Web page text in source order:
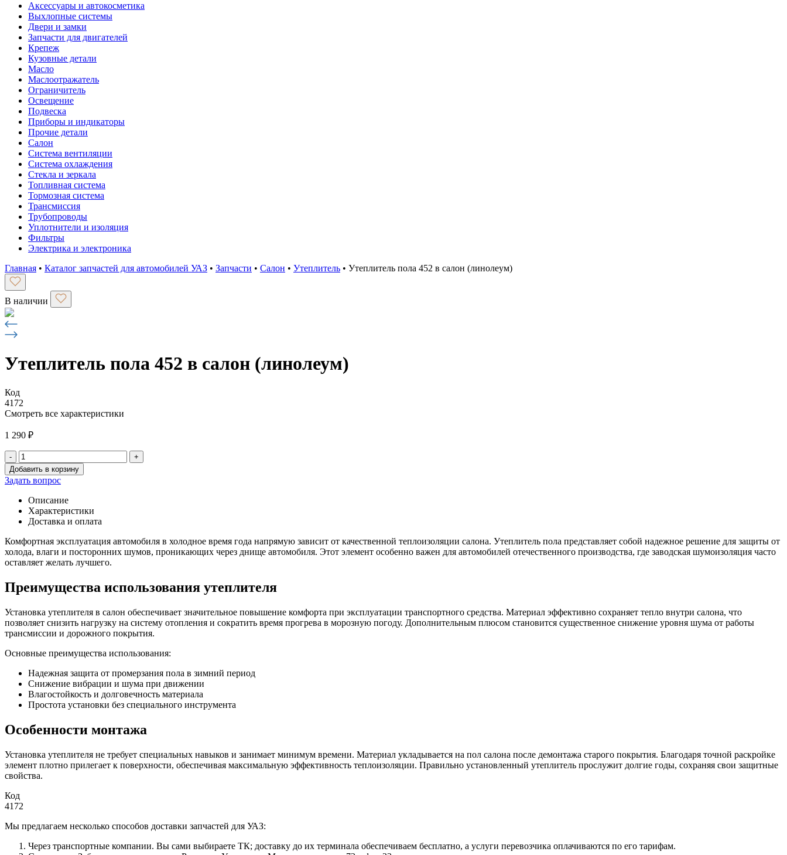
Аксессуары и автокосметика
Выхлопные системы
Двери и замки
Запчасти для двигателей
Крепеж
Кузовные детали
Масло
Маслоотражатель
Ограничитель
Освещение
Подвеска
Приборы и индикаторы
Прочие детали
Салон
Система вентиляции
Система охлаждения
Стекла и зеркала
Топливная система
Тормозная система
Трансмиссия
Трубопроводы
Уплотнители и изоляция
Фильтры
Электрика и электроника
Главная • Каталог запчастей для автомобилей УАЗ • Запчасти • Салон • Утеплитель • Утеплитель пола 452 в салон (линолеум)
В наличии
Утеплитель пола 452 в салон (линолеум)
Код
4172
Смотреть все характеристики
1 290 ₽
- +
Количество
товара
Утеплитель
пола
(линолеум)
Добавить в корзину
Задать вопрос
Описание
Характеристики
Доставка и оплата
Комфортная эксплуатация автомобиля в холодное время года напрямую зависит от качественной теплоизоляции салона. Утеплитель пола представляет собой надежное решение для защиты от
холода, влаги и посторонних шумов, проникающих через днище автомобиля. Этот элемент особенно важен для автомобилей отечественного производства, где заводская шумоизоляция часто
оставляет желать лучшего.
Преимущества использования утеплителя
Установка утеплителя в салон обеспечивает значительное повышение комфорта при эксплуатации транспортного средства. Материал эффективно сохраняет тепло внутри салона, что
позволяет снизить нагрузку на систему отопления и сократить время прогрева в морозную погоду. Дополнительным плюсом становится существенное снижение уровня шума от работы
трансмиссии и дорожного покрытия.
Основные преимущества использования:
Надежная защита от промерзания пола в зимний период
Снижение вибрации и шума при движении
Влагостойкость и долговечность материала
Простота установки без специального инструмента
Особенности монтажа
Установка утеплителя не требует специальных навыков и занимает минимум времени. Материал укладывается на пол салона после демонтажа старого покрытия. Благодаря точной раскройке
элемент плотно прилегает к поверхности, обеспечивая максимальную эффективность теплоизоляции. Правильно установленный утеплитель прослужит долгие годы, сохраняя свои защитные
свойства.
Код
4172
Мы предлагаем несколько способов доставки запчастей для УАЗ:
Через транспортные компании. Вы сами выбираете ТК; доставку до их терминала обеспечиваем бесплатно, а услуги перевозчика оплачиваются по его тарифам.